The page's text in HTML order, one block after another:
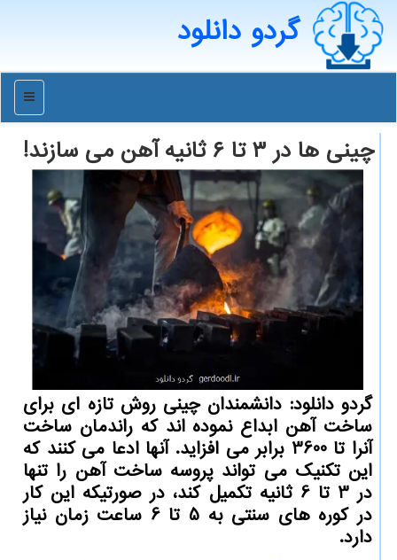
گردو دانلود
منو
چینی ها در ۳ تا ۶ ثانیه آهن می سازند!
گردو دانلود: دانشمندان چینی روش تازه ای برای
ساخت آهن ابداع نموده اند که راندمان ساخت
آنرا تا 3600 برابر می افزاید. آنها ادعا می کنند که
این تکنیک می تواند پروسه ساخت آهن را تنها
در 3 تا 6 ثانیه تکمیل کند، در صورتیکه این کار
در کوره های سنتی به 5 تا 6 ساعت زمان نیاز
دارد.